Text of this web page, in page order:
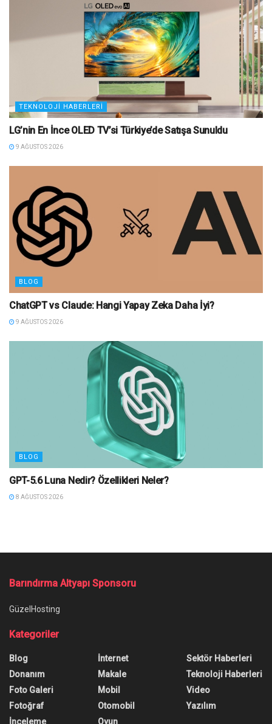
TEKNOLOJI HABERLERI
LG’nin En İnce OLED TV’si Türkiye’de Satışa Sunuldu
9 AĞUSTOS 2026
BLOG
ChatGPT vs Claude: Hangi Yapay Zeka Daha İyi?
9 AĞUSTOS 2026
BLOG
GPT-5.6 Luna Nedir? Özellikleri Neler?
8 AĞUSTOS 2026
Barındırma Altyapı Sponsoru
GüzelHosting
Kategoriler
Blog
Donanım
Foto Galeri
Fotoğraf
İnceleme
İnternet
Makale
Mobil
Otomobil
Oyun
Sektör Haberleri
Teknoloji Haberleri
Video
Yazılım